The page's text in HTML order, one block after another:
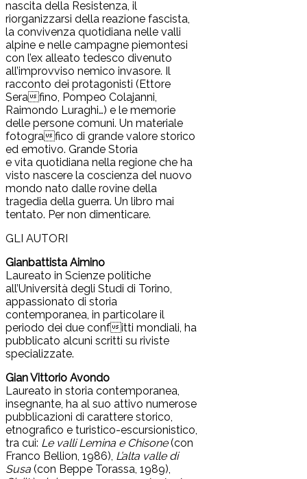
nascita della Resistenza, il
riorganizzarsi della reazione fascista,
la convivenza quotidiana nelle valli
alpine e nelle campagne piemontesi
con l’ex alleato tedesco divenuto
all’improvviso nemico invasore. Il
racconto dei protagonisti (Ettore
Serafino, Pompeo Colajanni,
Raimondo Luraghi…) e le memorie
delle persone comuni. Un materiale
fotografico di grande valore storico
ed emotivo. Grande Storia
e vita quotidiana nella regione che ha
visto nascere la coscienza del nuovo
mondo nato dalle rovine della
tragedia della guerra. Un libro mai
tentato. Per non dimenticare.
GLI AUTORI
Gianbattista Aimino
Laureato in Scienze politiche
all’Università degli Studi di Torino,
appassionato di storia
contemporanea, in particolare il
periodo dei due confitti mondiali, ha
pubblicato alcuni scritti su riviste
specializzate.
Gian Vittorio Avondo
Laureato in storia contemporanea,
insegnante, ha al suo attivo numerose
pubblicazioni di carattere storico,
etnografico e turistico-escursionistico,
tra cui: Le valli Lemina e Chisone(con
Franco Bellion, 1986), L’alta valle di
Susa (con Beppe Torassa, 1989),